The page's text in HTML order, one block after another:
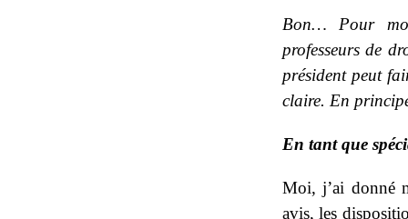
Bon… Pour
professeurs de
président peut
claire. En
En tant que
Moi, j’ai donné
avis, les